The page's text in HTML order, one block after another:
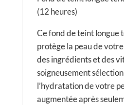
(12 heures)
Ce fond de teint longue
protège la peau de
des ingrédients et des
soigneusement
l’hydratation de votre
augmentée après